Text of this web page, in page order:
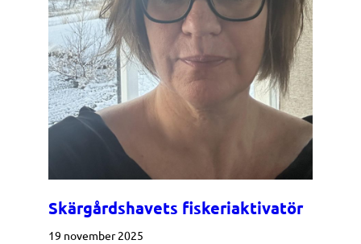
Skärgårdshavets fiskeriaktivatör
19 november 2025